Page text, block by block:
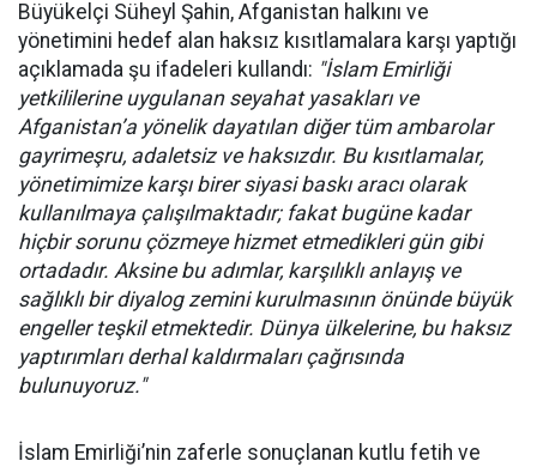
Büyükelçi Süheyl Şahin, Afganistan halkını ve
yönetimini hedef alan haksız kısıtlamalara karşı yaptığı
açıklamada şu ifadeleri kullandı: "İslam Emirliği
yetkililerine uygulanan seyahat yasakları ve
Afganistan’a yönelik dayatılan diğer tüm ambarolar
gayrimeşru, adaletsiz ve haksızdır. Bu kısıtlamalar,
yönetimimize karşı birer siyasi baskı aracı olarak
kullanılmaya çalışılmaktadır; fakat bugüne kadar
hiçbir sorunu çözmeye hizmet etmedikleri gün gibi
ortadadır. Aksine bu adımlar, karşılıklı anlayış ve
sağlıklı bir diyalog zemini kurulmasının önünde büyük
engeller teşkil etmektedir. Dünya ülkelerine, bu haksız
yaptırımları derhal kaldırmaları çağrısında
bulunuyoruz."
İslam Emirliği’nin zaferle sonuçlanan kutlu fetih ve